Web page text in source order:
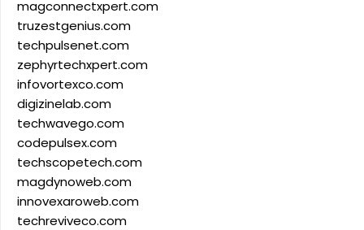
magconnectxpert.com
truzestgenius.com
techpulsenet.com
zephyrtechxpert.com
infovortexco.com
digizinelab.com
techwavego.com
codepulsex.com
techscopetech.com
magdynoweb.com
innovexaroweb.com
techreviveco.com